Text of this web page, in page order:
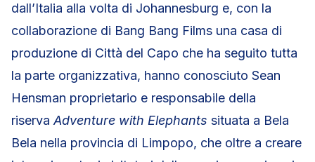
dall’Italia alla volta di Johannesburg e, con la
collaborazione di Bang Bang Films una casa di
produzione di Città del Capo che ha seguito tutta
la parte organizzativa, hanno conosciuto Sean
Hensman proprietario e responsabile della
riservaAdventure with Elephants situata a Bela
Bela nella provincia di Limpopo, che oltre a creare